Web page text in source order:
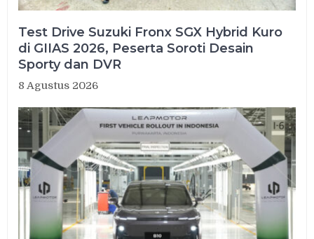
Test Drive Suzuki Fronx SGX Hybrid Kuro
di GIIAS 2026, Peserta Soroti Desain
Sporty dan DVR
8 Agustus 2026